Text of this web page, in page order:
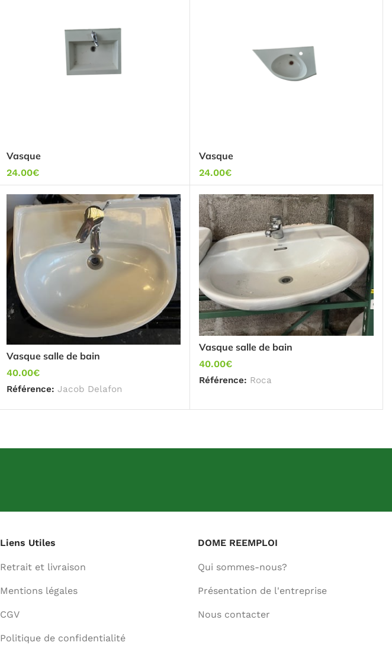
Vasque
24.00€
Vasque
24.00€
Vasque salle de bain
40.00€
Référence: Jacob Delafon
Vasque salle de bain
40.00€
Référence: Roca
Liens Utiles
Retrait et livraison
Mentions légales
CGV
Politique de confidentialité
DOME REEMPLOI
Qui sommes-nous?
Présentation de l'entreprise
Nous contacter